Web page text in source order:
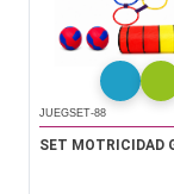
JUEGSET-88
SET MOTRICIDAD